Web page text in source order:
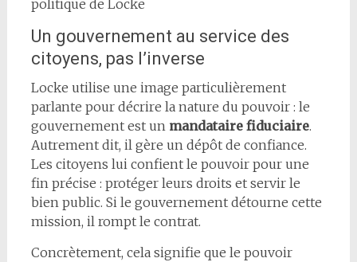
politique de Locke
Un gouvernement au service des
citoyens, pas l’inverse
Locke utilise une image particulièrement
parlante pour décrire la nature du pouvoir : le
gouvernement est un mandataire fiduciaire.
Autrement dit, il gère un dépôt de confiance.
Les citoyens lui confient le pouvoir pour une
fin précise : protéger leurs droits et servir le
bien public. Si le gouvernement détourne cette
mission, il rompt le contrat.
Concrètement, cela signifie que le pouvoir